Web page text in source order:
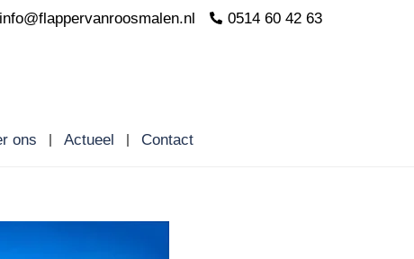
info@flappervanroosmalen.nl 0514 60 42 63
ons Actueel Contact